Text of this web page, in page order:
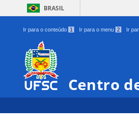
BRASIL
Ir para o conteúdo 1 Ir para o menu 2 Ir
Centro